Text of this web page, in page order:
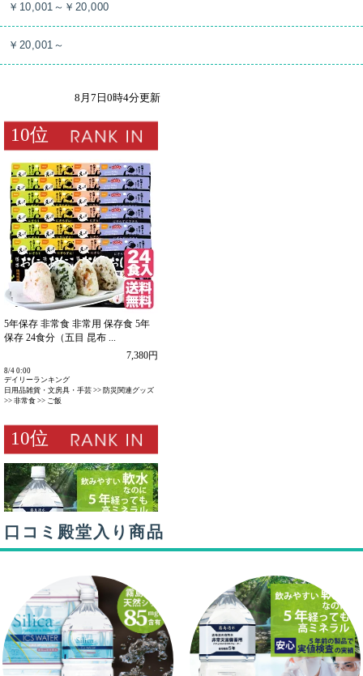
￥10,001～￥20,000
￥20,001～
口コミ殿堂入り商品